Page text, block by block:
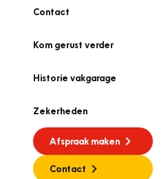
Contact
Kom gerust verder
Historie vakgarage
Zekerheden
Afspraak maken
Contact